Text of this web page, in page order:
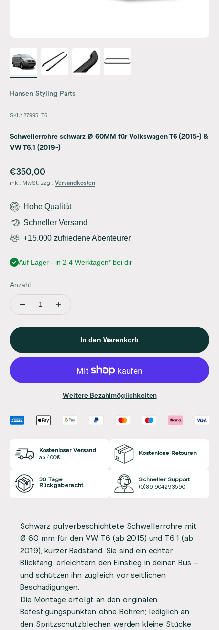
Hansen Styling Parts
SKU: 27995_T6
Schwellerrohre schwarz Ø 60MM für Volkswagen T6 (2015-) &
VW T6.1 (2019-)
Angebot
€350,00
inkl. MwSt. zzgl. Versandkosten
Hohe Qualität
Schneller Versand
+15.000 zufriedene Abenteurer
Auf Lager - in 2-4 Werktagen* bei dir
Anzahl:
In den Warenkorb
Weitere Bezahlmöglichkeiten
Kostenloser Versand
ab 400€
Kostenlose Retouren
30 Tage
Rückgaberecht
Schneller Support
(0)89 904293590
Schwarz pulverbeschichtete Schwellerrohre mit
Ø 60 mm für den VW T6 (ab 2015) und T6.1 (ab
2019), kurzer Radstand. Sie sind ein echter
Blickfang, erleichtern den Einstieg in deinen Bus –
und schützen ihn zugleich vor seitlichen
Beschädigungen.
Die Montage erfolgt an den originalen
Befestigungspunkten ohne Bohren; lediglich an
den Spritzschutzblechen werden kleine Stücke